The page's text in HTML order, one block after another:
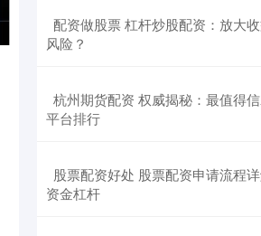
配资做股票 杠杆炒股配资：放大
风险？
杭州期货配资 权威揭秘：最值得
平台排行
股票配资好处 股票配资申请流程
资金杠杆